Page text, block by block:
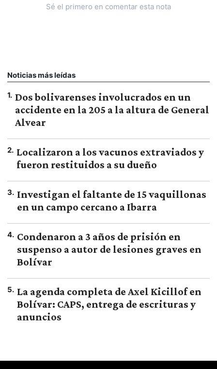
Sé el primero en comentar esta nota
Noticias más leídas
1. Dos bolivarenses involucrados en un
accidente en la 205 a la altura de General
Alvear
2. Localizaron a los vacunos extraviados y
fueron restituidos a su dueño
3. Investigan el faltante de 15 vaquillonas
en un campo cercano a Ibarra
4. Condenaron a 3 años de prisión en
suspenso a autor de lesiones graves en
Bolívar
5. La agenda completa de Axel Kicillof en
Bolívar: CAPS, entrega de escrituras y
anuncios